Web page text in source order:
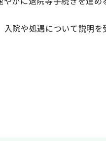
院や処遇について説明を